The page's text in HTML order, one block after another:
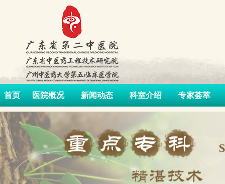
首页 医院概况 新闻动态 科室介绍 专家荟萃